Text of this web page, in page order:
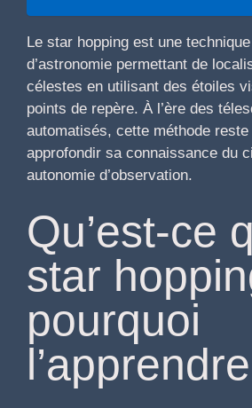
Le star hopping est une
d’astronomie permettant de
célestes en utilisant des étoiles
points de repère. À l’ère des
automatisés, cette méthode
approfondir sa connaissance du
autonomie d’observation.
Qu’est-ce
star
pourquoi